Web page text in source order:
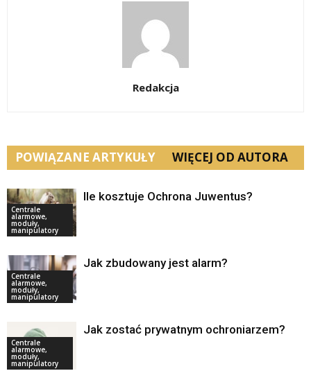
Redakcja
POWIĄZANE ARTYKUŁY WIĘCEJ OD AUTORA
Centrale
alarmowe,
moduły,
manipulatory
Ile kosztuje Ochrona Juwentus?
Centrale
alarmowe,
moduły,
manipulatory
Jak zbudowany jest alarm?
Centrale
alarmowe,
moduły,
manipulatory
Jak zostać prywatnym ochroniarzem?